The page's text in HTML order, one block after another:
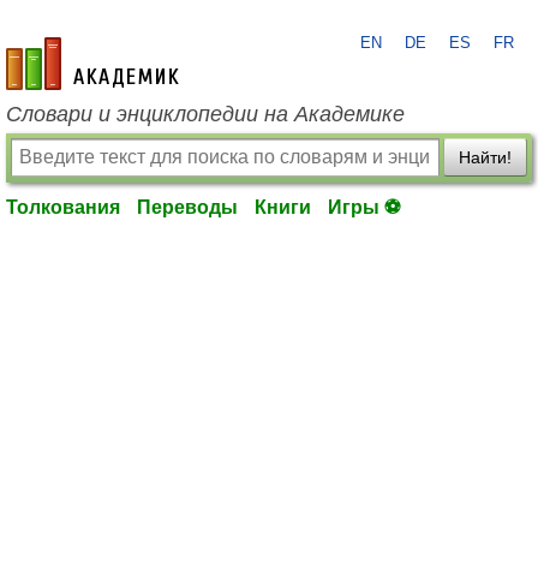
academic.ru
EN DE ES FR
Словари и энциклопедии на Академике
Найти!
Толкования Переводы Книги Игры ⚽